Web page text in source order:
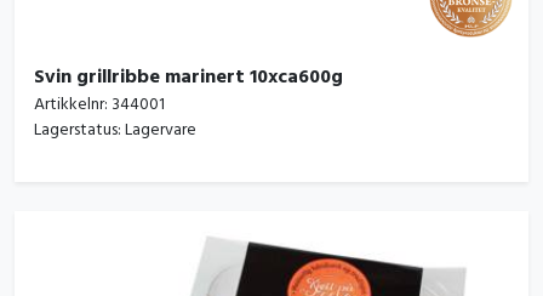
Svin grillribbe marinert 10xca600g
Artikkelnr: 344001
Lagerstatus:Lagervare